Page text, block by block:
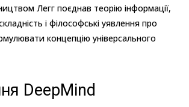
Легг поєднав теорію інформації,
і філософські уявлення про
концепцію універсального
DeepMind